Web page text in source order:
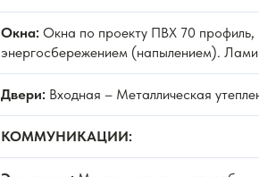
Окна: Окна по проекту ПВХ 70
энергосбережением (напылением).
Двери: Входная – Металлическая
КОММУНИКАЦИИ: